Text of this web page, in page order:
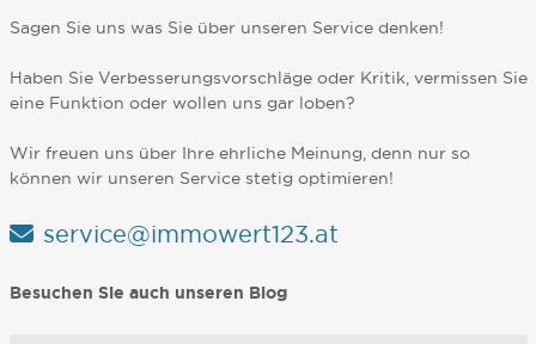
Sagen Sie uns was Sie über unseren Service denken!
Haben Sie Verbesserungsvorschläge oder Kritik, vermissen Sie
eine Funktion oder wollen uns gar loben?
Wir freuen uns über Ihre ehrliche Meinung, denn nur so
können wir unseren Service stetig optimieren!
service@immowert123.at
Besuchen Sie auch unseren Blog